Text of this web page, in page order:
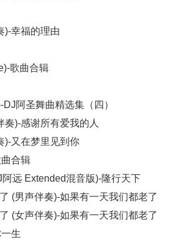
)-幸福的理由
歌曲合辑
阿圣舞曲精选集（四）
)-感谢所有爱我的人
)-又在梦里见到你
合辑
远 Extended混音版)-隆行天下
(男声伴奏)-如果有一天我们都老了
(女声伴奏)-如果有一天我们都老了
生